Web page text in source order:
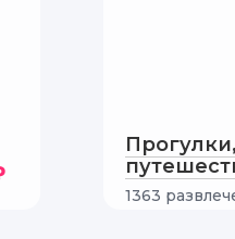
1363